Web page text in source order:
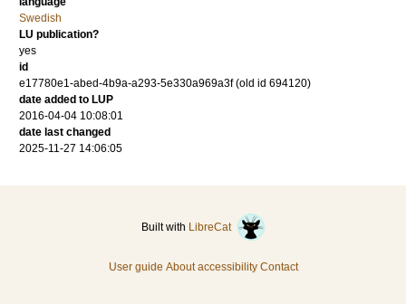
Swedish
LU publication?
yes
id
e17780e1-abed-4b9a-a293-5e330a969a3f (old id 694120)
date added to LUP
2016-04-04 10:08:01
date last changed
2025-11-27 14:06:05
Built with LibreCat
User guide About accessibility Contact